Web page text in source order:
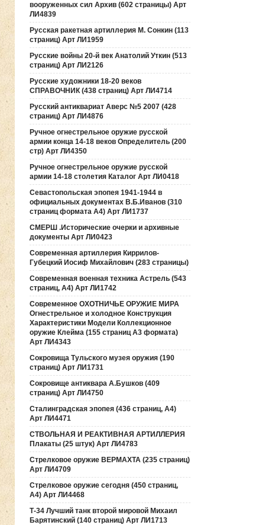
вооруженных сил Архив (602 страницы) Арт
ЛИ4839
Русская ракетная артиллерия М. Сонкин (113
страниц) Арт ЛИ1959
Русские войны 20-й век Анатолий Уткин (513
страниц) Арт ЛИ2126
Русские художники 18-20 веков
СПРАВОЧНИК (438 страниц) Арт ЛИ4714
Русский антиквариат Аверс №5 2007 (428
страниц) Арт ЛИ4876
Ручное огнестрельное оружие русской
армии конца 14-18 веков Определитель (200
стр) Арт ЛИ4350
Ручное огнестрельное оружие русской
армии 14-18 столетия Каталог Арт ЛИ0418
Севастопольская эпопея 1941-1944 в
официальных документах В.Б.Иванов (310
страниц формата А4) Арт ЛИ1737
СМЕРШ .Исторические очерки и архивные
документы Арт ЛИ0423
Современная артиллерия Киррилов-
Губецкий Иосиф Михайлович (283 страницы)
Современная военная техника Астрель (543
страниц, А4) Арт ЛИ1742
Современное ОХОТНИЧЬЕ ОРУЖИЕ МИРА
Огнестрельное и холодное Конструкция
Характеристики Модели Коллекционное
оружие Клейма (155 страниц А3 формата)
Арт ЛИ4343
Сокровища Тульского музея оружия (190
cтраниц) Арт ЛИ1731
Сокровище антиквара А.Бушков (409
страниц) Арт ЛИ4750
Сталинградская эпопея (436 страниц, А4)
Арт ЛИ4471
СТВОЛЬНАЯ И РЕАКТИВНАЯ АРТИЛЛЕРИЯ
Плакаты (25 штук) Арт ЛИ4783
Стрелковое оружие ВЕРМАХТА (235 страниц)
Арт ЛИ4709
Стрелковое оружие сегодня (450 страниц,
А4) Арт ЛИ4468
Т-34 Лучший танк второй мировой Михаил
Барятинский (140 страниц) Арт ЛИ1713